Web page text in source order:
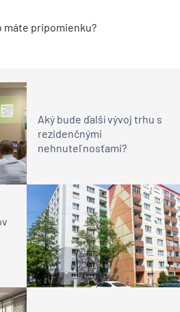
máte pripomienku?
Aký bude ďalší vývoj trhu s
rezidenčnými
nehnuteľnosťami?